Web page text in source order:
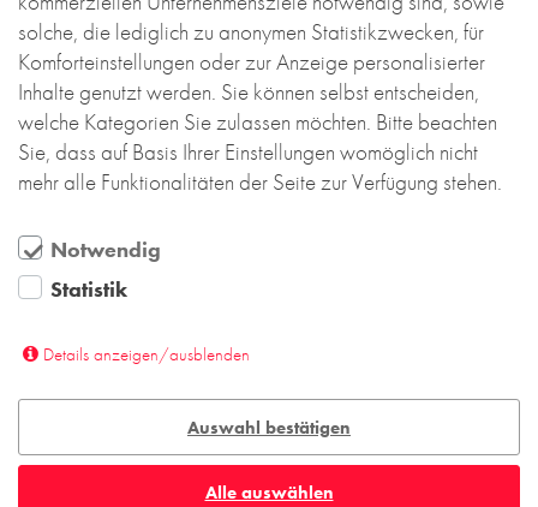
beschränken. Eine intelligente Sanierung kann
auch das Erscheinungsbild nachhaltig aufwerten.
Man muss nur die richtigen Materialien einsetzen
– zum Beispiel Backstein.
Mehr lesen....
solche, die lediglich zu anonymen Statistikzwecken, für
Komforteinstellungen oder zur Anzeige personalisierter
Inhalte genutzt werden. Sie können selbst entscheiden,
welche Kategorien Sie zulassen möchten. Bitte beachten
Sie, dass auf Basis Ihrer Einstellungen womöglich nicht
mehr alle Funktionalitäten der Seite zur Verfügung stehen.
Notwendig
Statistik
Details anzeigen/ausblenden
Auswahl bestätigen
Alle auswählen